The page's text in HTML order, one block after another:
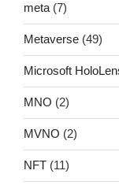
meta (7)
Metaverse (49)
Microsoft
MNO (2)
MVNO (2)
NFT (11)